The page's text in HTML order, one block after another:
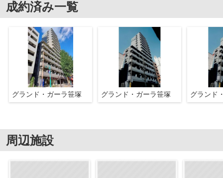
成約済み一覧
グランド・ガーラ笹塚 グランド・ガーラ笹塚 グランド
周辺施設